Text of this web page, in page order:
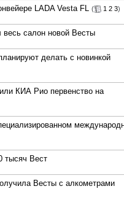
LADA Vesta FL ( 1 2 3)
весь салон новой Весты
делать с новинкой
КИА Рио первенство на
тысяч Вест
Весты с алкометрами